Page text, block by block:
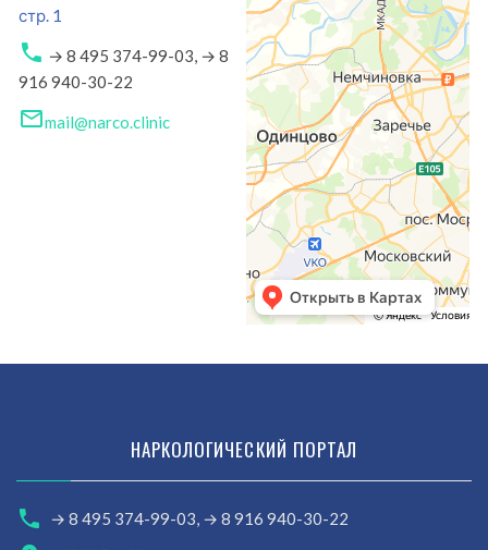
стр. 1
→ 8 495 374-99-03, → 8
916 940-30-22
mail@narco.clinic
НАРКОЛОГИЧЕСКИЙ ПОРТАЛ
→ 8 495 374-99-03, → 8 916 940-30-22